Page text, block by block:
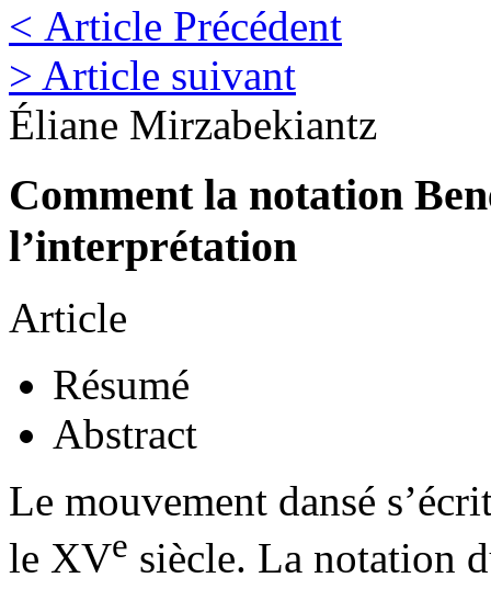
< Article Précédent
> Article suivant
Éliane Mirzabekiantz
Comment la notation
l’interprétation
Article
Résumé
Abstract
Le mouvement dansé
le XVe siècle. La notation